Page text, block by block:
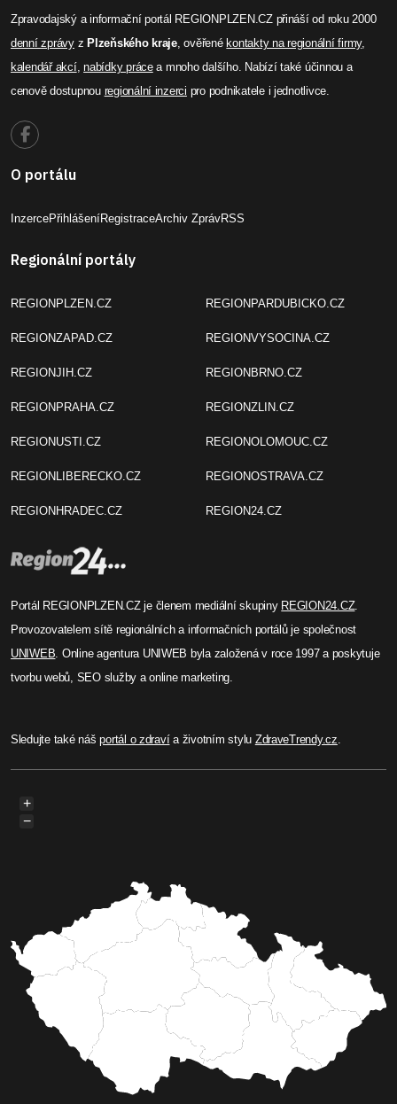
Zpravodajský a informační portál REGIONPLZEN.CZ přináší od roku 2000
denní zprávyz Plzeňského kraje, ověřené kontakty na regionální firmy,
kalendář akcí,nabídky prácea mnoho dalšího. Nabízí také účinnou a
cenově dostupnou regionální inzerci pro podnikatele i jednotlivce.
O portálu
InzercePřihlášeníRegistraceArchiv ZprávRSS
Regionální portály
REGIONPLZEN.CZ
REGIONZAPAD.CZ
REGIONJIH.CZ
REGIONPRAHA.CZ
REGIONUSTI.CZ
REGIONLIBERECKO.CZ
REGIONHRADEC.CZ
REGIONPARDUBICKO.CZ
REGIONVYSOCINA.CZ
REGIONBRNO.CZ
REGIONZLIN.CZ
REGIONOLOMOUC.CZ
REGIONOSTRAVA.CZ
REGION24.CZ
Portál REGIONPLZEN.CZ je členem mediální skupiny REGION24.CZ.
Provozovatelem sítě regionálních a informačních portálů je společnost
UNIWEB. Online agentura UNIWEB byla založená v roce 1997 a poskytuje
tvorbu webů, SEO služby a online marketing.
Sledujte také nášportál o zdravía životním stylu ZdraveTrendy.cz.
+
−